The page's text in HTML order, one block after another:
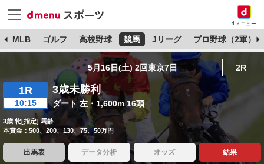
dメニュー
MLB ゴルフ 高校野球 競馬 Jリーグ プロ野球（2軍）
5月16日(土) 2回東京7日 2R
1R
10:15
3歳未勝利
ダート 左・1,600m 16頭
3歳 牝[指定] 馬齢
本賞金：500、200、130、75、50万円
出馬表 データ分析 オッズ 結果